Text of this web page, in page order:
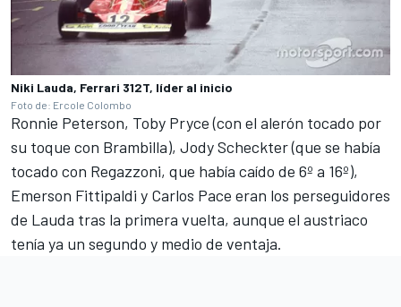
Niki Lauda, Ferrari 312T, líder al inicio
Foto de: Ercole Colombo
Ronnie Peterson, Toby Pryce (con el alerón tocado por
su toque con Brambilla), Jody Scheckter (que se había
tocado con Regazzoni, que había caído de 6º a 16º),
Emerson Fittipaldi y Carlos Pace eran los perseguidores
de Lauda tras la primera vuelta, aunque el austriaco
tenía ya un segundo y medio de ventaja.